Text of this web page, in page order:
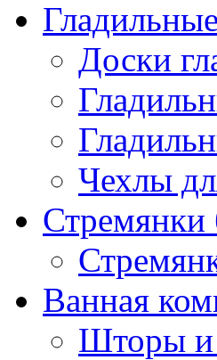
Доски
Чехлы
Стремянки
Ванная
Шторы и